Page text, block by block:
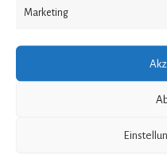
Marketing
Reitercoaching
Neueste
Warum Heilung ein